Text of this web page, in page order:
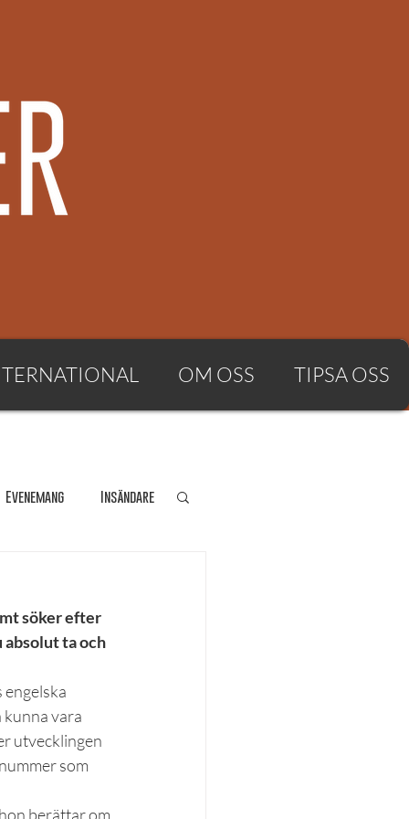
OM OSS TIPSA OSS
Evenemang Insändare
Personporträtt
Resa
söker efter
absolut ta och
vara
utvecklingen
som
berättar om